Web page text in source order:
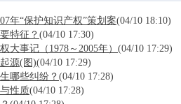
年“保护知识产权”策划案(04/10 18:10)
特征？ (04/10 17:30)
大事记（1978～2005年） (04/10 17:29)
源(图)(04/10 17:29)
哪些纠纷？(04/10 17:28)
性质(04/10 17:28)